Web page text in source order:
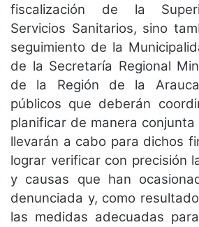
fiscalización de la
Servicios Sanitarios, sino
seguimiento de la
de la Secretaría Regional
de la Región de la
públicos que deberán
planificar de manera
llevarán a cabo para dichos
lograr verificar con precisión
y causas que han
denunciada y, como
las medidas adecuadas